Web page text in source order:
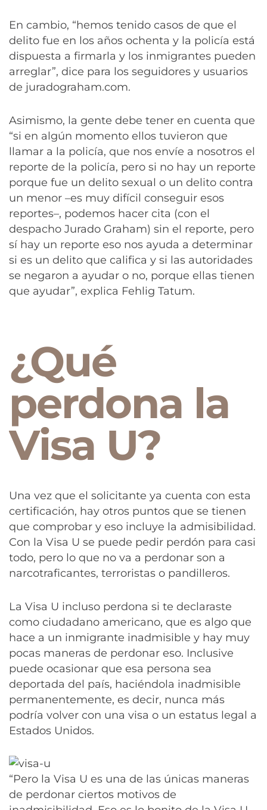
En cambio, “hemos tenido casos de que el
delito fue en los años ochenta y la policía está
dispuesta a firmarla y los inmigrantes pueden
arreglar”, dice para los seguidores y usuarios
de juradograham.com.
Asimismo, la gente debe tener en cuenta que
“si en algún momento ellos tuvieron que
llamar a la policía, que nos envíe a nosotros el
reporte de la policía, pero si no hay un reporte
porque fue un delito sexual o un delito contra
un menor –es muy difícil conseguir esos
reportes–, podemos hacer cita (con el
despacho Jurado Graham) sin el reporte, pero
sí hay un reporte eso nos ayuda a determinar
si es un delito que califica y si las autoridades
se negaron a ayudar o no, porque ellas tienen
que ayudar”, explica Fehlig Tatum.
¿Qué
perdona la
Visa U?
Una vez que el solicitante ya cuenta con esta
certificación, hay otros puntos que se tienen
que comprobar y eso incluye la admisibilidad.
Con la Visa U se puede pedir perdón para casi
todo, pero lo que no va a perdonar son a
narcotraficantes, terroristas o pandilleros.
La Visa U incluso perdona si te declaraste
como ciudadano americano, que es algo que
hace a un inmigrante inadmisible y hay muy
pocas maneras de perdonar eso. Inclusive
puede ocasionar que esa persona sea
deportada del país, haciéndola inadmisible
permanentemente, es decir, nunca más
podría volver con una visa o un estatus legal a
Estados Unidos.
“Pero la Visa U es una de las únicas maneras
de perdonar ciertos motivos de